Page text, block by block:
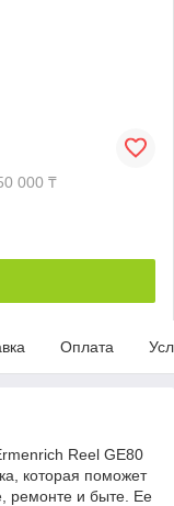
000 ₸
Оплата
Reel GE80
которая поможет
ремонте и быте. Ее